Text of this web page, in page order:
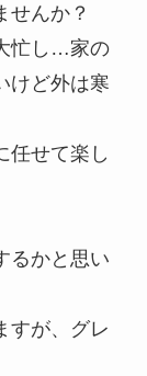
せんか？
忙し…家の
けど外は寒
任せて楽し
るかと思い
すが、グレ